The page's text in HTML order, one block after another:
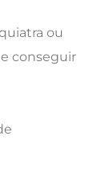
ou
conseguir